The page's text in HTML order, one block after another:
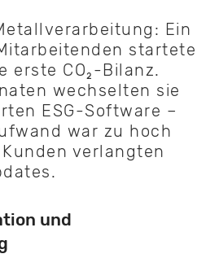
Ein
startete
erste CO₂-Bilanz.
wechselten sie
ESG-Software –
war zu hoch
verlangten
und